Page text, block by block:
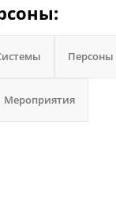
Персоны
Мероприятия